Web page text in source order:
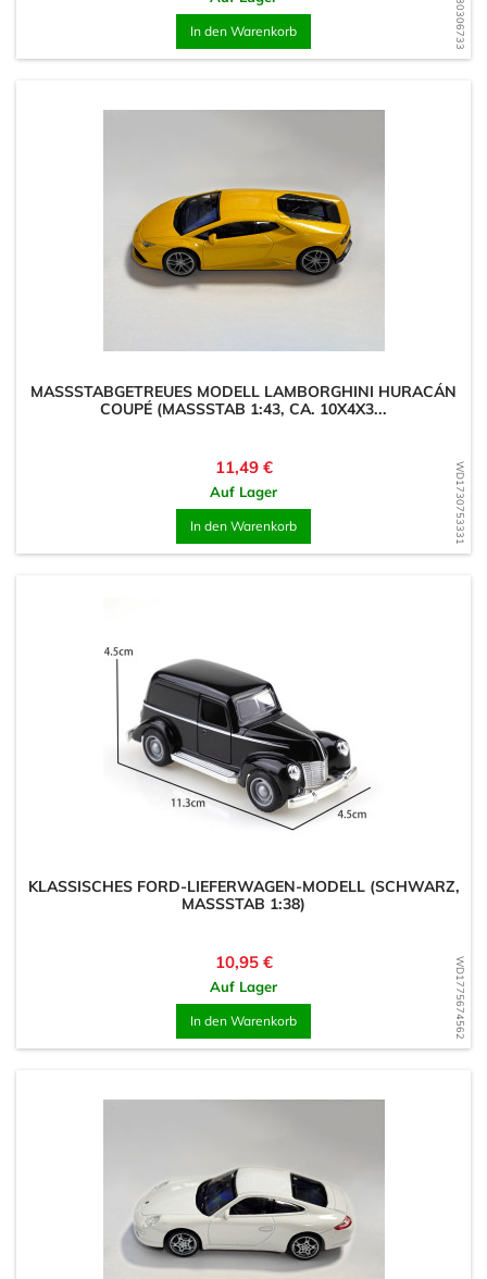
In den Warenkorb
WD1730753331
MASSSTABGETREUES MODELL LAMBORGHINI HURACÁN C
OUPÉ (MASSSTAB 1:43, CA. 10X4X3...
Preis
11,49 €
Auf Lager
In den Warenkorb
WD1775674562
KLASSISCHES FORD-LIEFERWAGEN-MODELL (SCHWARZ,
MASSSTAB 1:38)
Preis
10,95 €
Auf Lager
In den Warenkorb